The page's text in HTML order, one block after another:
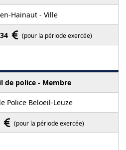
Hainaut - Ville
(pour la période exercée)
de police - Membre
Police Beloeil-Leuze
(pour la période exercée)